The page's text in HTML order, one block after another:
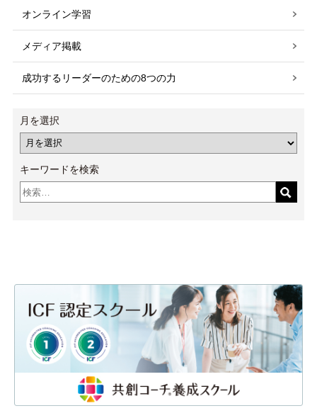
オンライン学習
メディア掲載
成功するリーダーのための8つの力
月を選択
キーワードを検索